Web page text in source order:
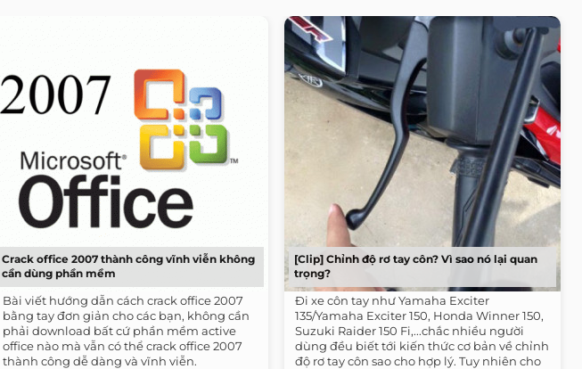
Crack office 2007 thành công vĩnh viễn không
cần dùng phần mềm
Bài viết hướng dẫn cách crack office 2007
bằng tay đơn giản cho các bạn, không cần
phải download bất cứ phần mềm active
office nào mà vẫn có thể crack office 2007
thành công dễ dàng và vĩnh viễn.
[Clip] Chỉnh độ rơ tay côn? Vì sao nó lại quan
trọng?
Đi xe côn tay như Yamaha Exciter
135/Yamaha Exciter 150, Honda Winner 150,
Suzuki Raider 150 Fi,...chắc nhiều người
dùng đều biết tới kiến thức cơ bản về chỉnh
độ rơ tay côn sao cho hợp lý. Tuy nhiên cho